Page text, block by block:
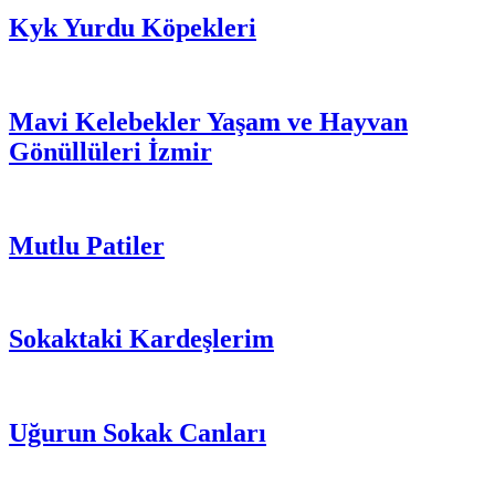
Kyk Yurdu Köpekleri
Mavi Kelebekler Yaşam ve Hayvan
Gönüllüleri İzmir
Mutlu Patiler
Sokaktaki Kardeşlerim
Uğurun Sokak Canları